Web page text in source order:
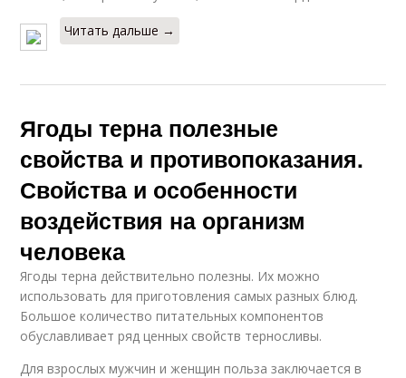
Читать дальше →
Ягоды терна полезные
свойства и противопоказания.
Свойства и особенности
воздействия на организм
человека
Ягоды терна действительно полезны. Их можно
использовать для приготовления самых разных блюд.
Большое количество питательных компонентов
обуславливает ряд ценных свойств терносливы.
Для взрослых мужчин и женщин польза заключается в